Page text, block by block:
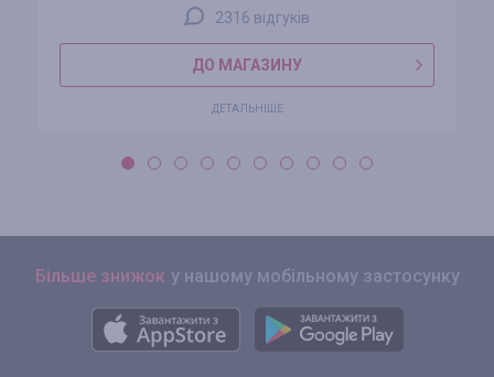
2316 відгуків
ДО МАГАЗИНУ
ДЕТАЛЬНІШЕ
Більше знижок у нашому мобільному застосунку